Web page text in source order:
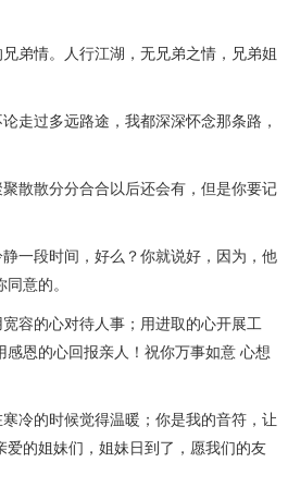
弟情。人行江湖，无兄弟之情，兄弟姐
走过多远路途，我都深深怀念那条路，
散散分分合合以后还会有，但是你要记
一段时间，好么？你就说好，因为，他
意的。
容的心对待人事；用进取的心开展工
恩的心回报亲人！祝你万事如意 心想
冷的时候觉得温暖；你是我的音符，让
的姐妹们，姐妹日到了，愿我们的友